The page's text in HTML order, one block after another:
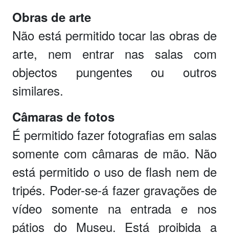
Obras de arte
Não está permitido tocar las obras de
arte, nem entrar nas salas com
objectos pungentes ou outros
similares.
Câmaras de fotos
É permitido fazer fotografias em salas
somente com câmaras de mão. Não
está permitido o uso de flash nem de
tripés. Poder-se-á fazer gravações de
vídeo somente na entrada e nos
pátios do Museu. Está proibida a